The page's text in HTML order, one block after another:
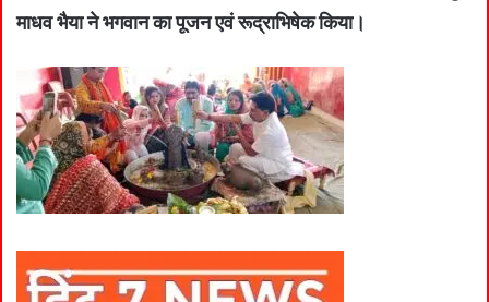
माधव भैया ने भगवान का पूजन एवं रूद्राभिषेक किया।